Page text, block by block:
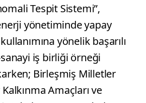
Tespit Sistemi”,
yönetiminde yapay
yönelik başarılı
iş birliği örneği
Birleşmiş Milletler
Amaçları ve